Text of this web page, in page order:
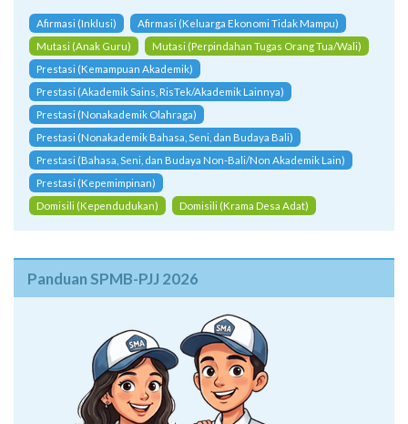
Afirmasi (Inklusi)
Afirmasi (Keluarga Ekonomi Tidak Mampu)
Mutasi (Anak Guru)
Mutasi (Perpindahan Tugas Orang Tua/Wali)
Prestasi (Kemampuan Akademik)
Prestasi (Akademik Sains, RisTek/Akademik Lainnya)
Prestasi (Nonakademik Olahraga)
Prestasi (Nonakademik Bahasa, Seni, dan Budaya Bali)
Prestasi (Bahasa, Seni, dan Budaya Non-Bali/Non Akademik Lain)
Prestasi (Kepemimpinan)
Domisili (Kependudukan)
Domisili (Krama Desa Adat)
Panduan SPMB-PJJ 2026